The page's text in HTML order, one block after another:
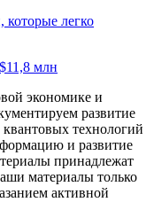
легко
млн
экономике и
развитие
квантовых технологий
и развитие
принадлежат
материалы только
активной